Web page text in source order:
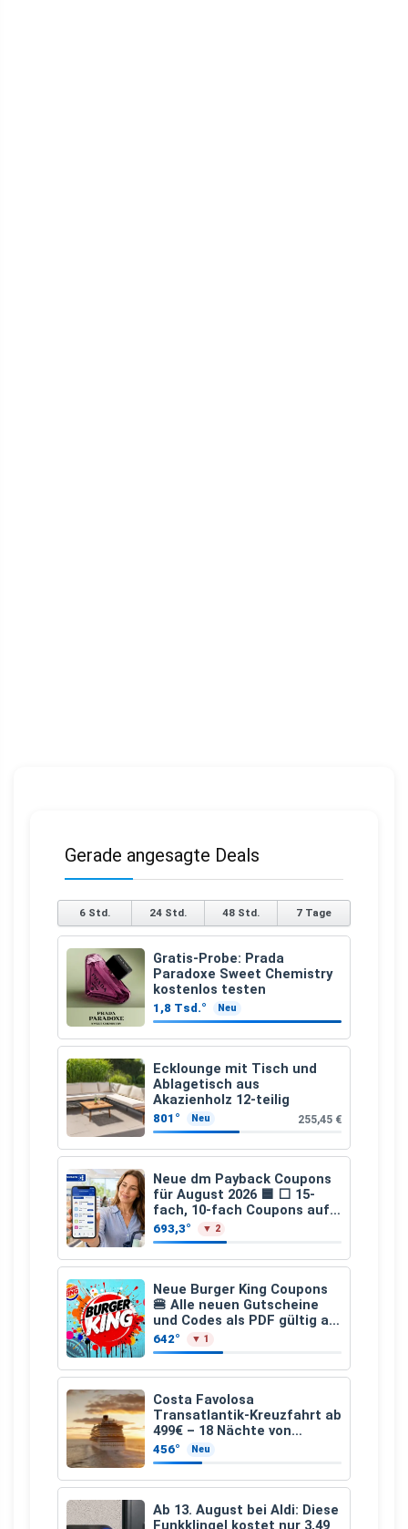
Gerade angesagte Deals
6 Std. 24 Std. 48 Std. 7 Tage
Gratis-Probe: Prada
Paradoxe Sweet Chemistry
kostenlos testen
1,8 Tsd.° Neu
Ecklounge mit Tisch und
Ablagetisch aus
Akazienholz 12-teilig
801° Neu 255,45 €
Neue dm Payback Coupons
für August 2026 🟦 ⬜ 15-
fach, 10-fach Coupons auf
den gesamten Einkauf ab 2
€
693,3° ▼ 2
Neue Burger King Coupons
🍔 Alle neuen Gutscheine
und Codes als PDF gültig ab
25.07.2026 bis 04.09.2026
642° ▼ 1
Costa Favolosa
Transatlantik-Kreuzfahrt ab
499€ – 18 Nächte von
Hamburg nach Guadeloupe
456° Neu
Ab 13. August bei Aldi: Diese
Funkklingel kostet nur 3,49